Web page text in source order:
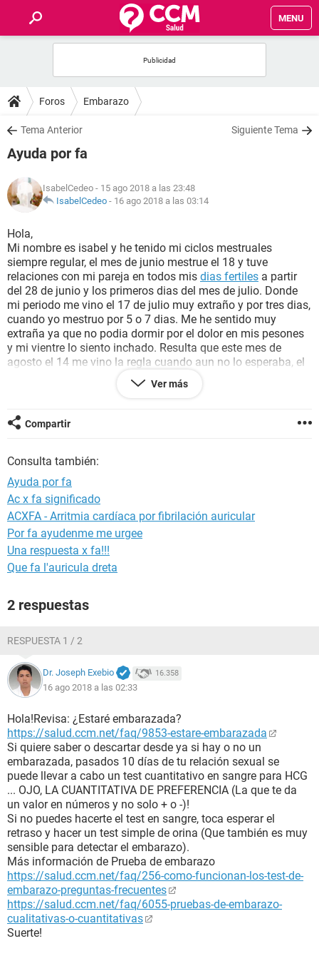
MENU
FOROS
SALUD
FAMILIA
NUTRICIÓN
BIENESTAR
SEXUALIDAD
GLOSARIO
Foros Embarazo
Tema Anterior Siguiente Tema
Ayuda por fa
IsabelCedeo - 15 ago 2018 a las 23:48
IsabelCedeo - 16 ago 2018 a las 03:14
Hola,
Mi nombre es isabel y he tenido mi ciclos mestruales
siempre regular, el mes de junio mestrue el 18 y tuve
relaciones con mi pareja en todos mis dias fertiles a partir
del 28 de junio y los primeros dias del mes de julio. Donde
mi periodo me vino el 17 de julio muy extraño y por tres dias,
cuando yo mestruo por 5 o 7 dias. Me he sentido muy
extraña ya que no podia dormir por el dolor en mis pesones
y mi vientre lo siento inchado. Resulta que este mes de
agosto el 14 me vino la regla cuando aun no lo esperaba, el
color no es rojo sino con un morado
me pueden ayudar, si es posible que este o no embarazada
meses deembarazo
ahora que se le retiro su periodo, pero ya tiene varios meses
Ver más
Compartir
Consulta también:
Ayuda por fa
Ac x fa significado
ACXFA - Arritmia cardíaca por fibrilación auricular
Por fa ayudenme me urgee
Una respuesta x fa!!!
Que fa l'auricula dreta
2 respuestas
RESPUESTA 1 / 2
Dr. Joseph Exebio 16.358
16 ago 2018 a las 02:33
Hola!Revisa: ¿Estaré embarazada?
https://salud.ccm.net/faq/9853-estare-embarazada
Si quiere saber o descartar desde ya si hay o no un
embarazada, pasados 10 días de tu relación sexual se
puede llevar a cabo un test cuantitativo en sangre para HCG
... OJO, LA CUANTITATIVA DE PREFERENCIA (La que te da
un valor en números y no solo + o -)!
Si no puedes hacerte el test en sangre, toca esperar el
retraso y hacer un test simple de orina (Que también es muy
sensible para detectar el embarazo).
Más información de Prueba de embarazo
https://salud.ccm.net/faq/256-como-funcionan-los-test-de-
embarazo-preguntas-frecuentes
https://salud.ccm.net/faq/6055-pruebas-de-embarazo-
cualitativas-o-cuantitativas
Suerte!